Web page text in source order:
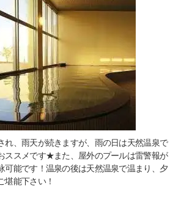
れ、雨天が続きますが、雨の日は天然温泉で
ススメです★また、屋外のプールは雷警報が
可能です！温泉の後は天然温泉で温まり、夕
堪能下さい！